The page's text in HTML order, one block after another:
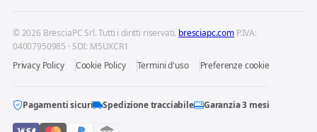
© 2026 BresciaPC Srl. Tutti i diritti riservati. bresciapc.com P.IVA:
04007950985 · SDI: M5UXCR1
Privacy Policy
Cookie Policy Termini d'uso Preferenze cookie
Pagamenti sicuri Spedizione tracciabile Garanzia 3 mesi